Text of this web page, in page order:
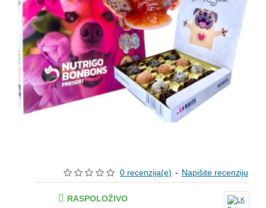
0 recenzija(e) - Napišite recenziju
RASPOLOŽIVO